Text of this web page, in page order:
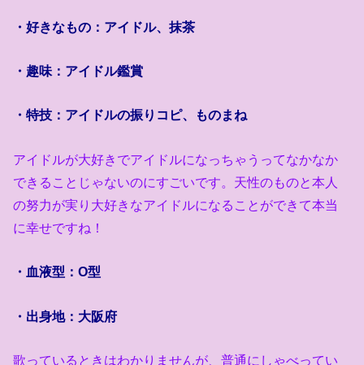
・好きなもの：アイドル、抹茶
・趣味：アイドル鑑賞
・特技：アイドルの振りコピ、ものまね
アイドルが大好きでアイドルになっちゃうってなかなか
できることじゃないのにすごいです。天性のものと本人
の努力が実り大好きなアイドルになることができて本当
に幸せですね！
・血液型：O型
・出身地：大阪府
歌っているときはわかりませんが、普通にしゃべってい